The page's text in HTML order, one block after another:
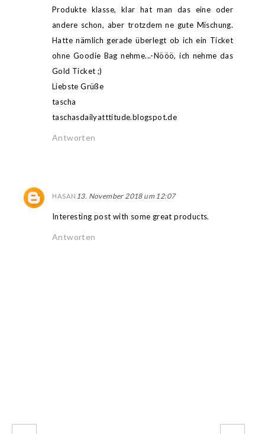
Produkte klasse, klar hat man das eine oder
andere schon, aber trotzdem ne gute Mischung.
Hatte nämlich gerade überlegt ob ich ein Ticket
ohne Goodie Bag nehme...-Nööö, ich nehme das
Gold Ticket ;)
Liebste Grüße
tascha
taschasdailyatttitude.blogspot.de
Antworten
HASAN 13. November 2018 um 12:07
Interesting post with some great products.
Antworten